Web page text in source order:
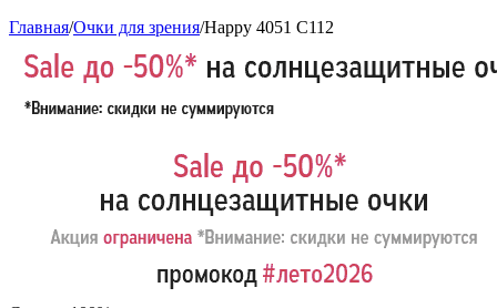
Главная/Очки для зрения/Happy 4051 C112